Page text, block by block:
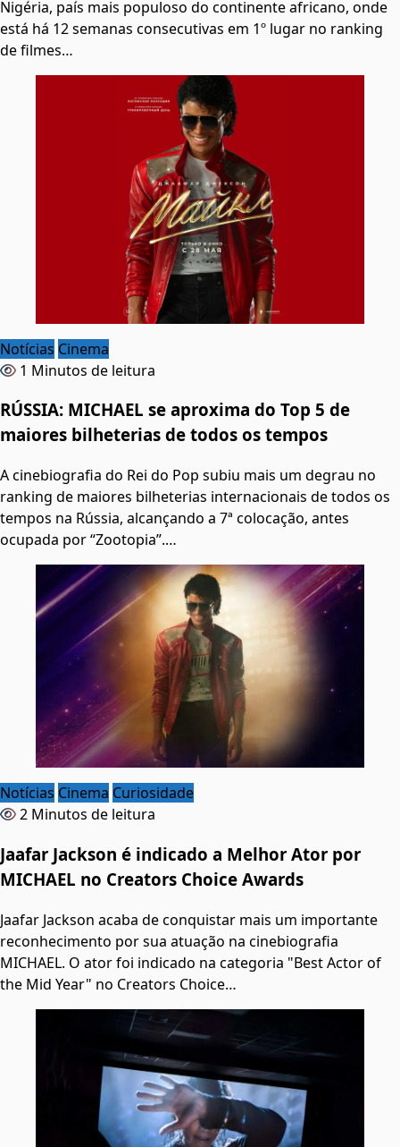
Nigéria, país mais populoso do continente africano, onde
está há 12 semanas consecutivas em 1º lugar no ranking
de filmes…
Notícias Cinema
1 Minutos de leitura
RÚSSIA: MICHAEL se aproxima do Top 5 de
maiores bilheterias de todos os tempos
A cinebiografia do Rei do Pop subiu mais um degrau no
ranking de maiores bilheterias internacionais de todos os
tempos na Rússia, alcançando a 7ª colocação, antes
ocupada por “Zootopia”.…
Notícias Cinema Curiosidade
2 Minutos de leitura
Jaafar Jackson é indicado a Melhor Ator por
MICHAEL no Creators Choice Awards
Jaafar Jackson acaba de conquistar mais um importante
reconhecimento por sua atuação na cinebiografia
MICHAEL. O ator foi indicado na categoria "Best Actor of
the Mid Year" no Creators Choice…